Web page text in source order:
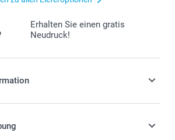
Erhalten Sie einen gratis
Neudruck!
sich in Schweizer Franken (CHF) inkl.